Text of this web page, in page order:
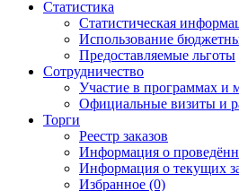
Статистика
Статистическая
Использование
Предоставляемые льготы
Сотрудничество
Участие в программах и
Официальные визиты и
Торги
Реестр заказов
Информация о
Информация о текущих
Избранное (0)